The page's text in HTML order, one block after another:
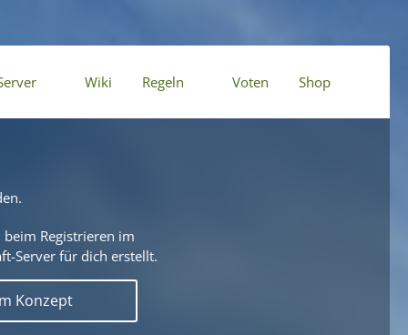
Wiki Regeln Voten Shop
Registrieren im
Server für dich erstellt.
Konzept